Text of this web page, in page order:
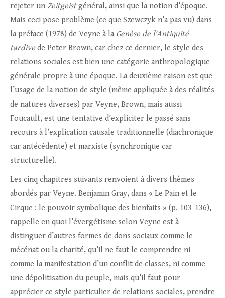
rejeter un Zeitgeistgénéral, ainsi que la notion d’époque.
Mais ceci pose problème (ce que Szewczyk n’a pas vu) dans
la préface (1978) de Veyne à la Genèse de l’Antiquité
tardive de Peter Brown, car chez ce dernier, le style des
relations sociales est bien une catégorie anthropologique
générale propre à une époque. La deuxième raison est que
l’usage de la notion de style (même appliquée à des réalités
de natures diverses) par Veyne, Brown, mais aussi
Foucault, est une tentative d’expliciter le passé sans
recours à l’explication causale traditionnelle (diachronique
car antécédente) et marxiste (synchronique car
structurelle).
Les cinq chapitres suivants renvoient à divers thèmes
abordés par Veyne. Benjamin Gray, dans « Le Pain et le
Cirque : le pouvoir symbolique des bienfaits » (p. 103-136),
rappelle en quoi l’évergétisme selon Veyne est à
distinguer d’autres formes de dons sociaux comme le
mécénat ou la charité, qu’il ne faut le comprendre ni
comme la manifestation d’un conflit de classes, ni comme
une dépolitisation du peuple, mais qu’il faut pour
apprécier ce style particulier de relations sociales, prendre